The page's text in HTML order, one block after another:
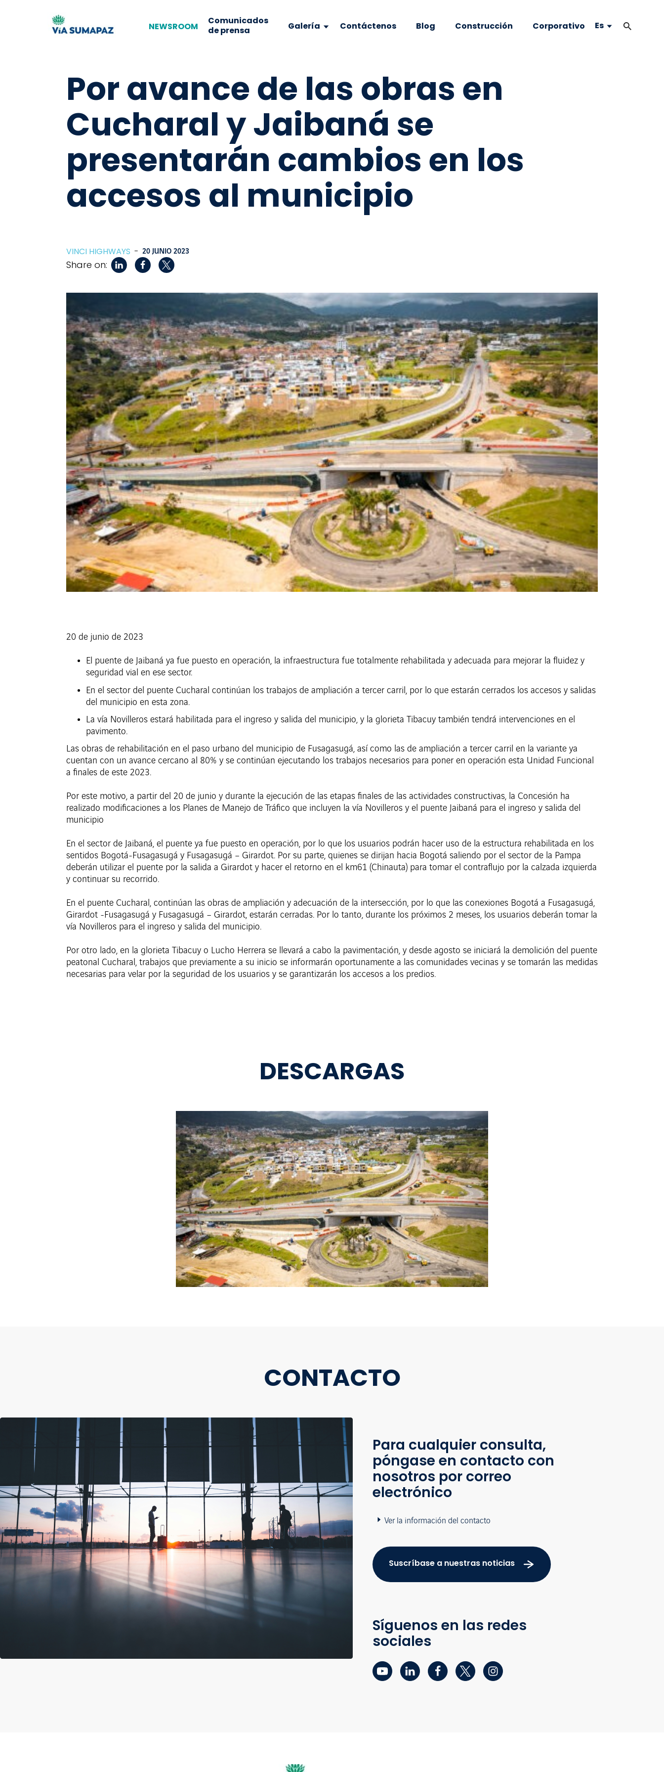
NEWSROOM
Comunicados
de prensa
Galería Contáctenos Blog Construcción Corporativo Es
Por avance de las obras en
Cucharal y Jaibaná se
presentarán cambios en los
accesos al municipio
VINCI HIGHWAYS - 20 JUNIO 2023
Share on:
20 de junio de 2023
El puente de Jaibaná ya fue puesto en operación, la infraestructura fue totalmente rehabilitada y adecuada para mejorar la fluidez y
seguridad vial en ese sector.
En el sector del puente Cucharal continúan los trabajos de ampliación a tercer carril, por lo que estarán cerrados los accesos y salidas
del municipio en esta zona.
La vía Novilleros estará habilitada para el ingreso y salida del municipio, y la glorieta Tibacuy también tendrá intervenciones en el
pavimento.
Las obras de rehabilitación en el paso urbano del municipio de Fusagasugá, así como las de ampliación a tercer carril en la variante ya
cuentan con un avance cercano al 80% y se continúan ejecutando los trabajos necesarios para poner en operación esta Unidad Funcional
a finales de este 2023.
Por este motivo, a partir del 20 de junio y durante la ejecución de las etapas finales de las actividades constructivas, la Concesión ha
realizado modificaciones a los Planes de Manejo de Tráfico que incluyen la vía Novilleros y el puente Jaibaná para el ingreso y salida del
municipio
En el sector de Jaibaná, el puente ya fue puesto en operación, por lo que los usuarios podrán hacer uso de la estructura rehabilitada en los
sentidos Bogotá-Fusagasugá y Fusagasugá – Girardot. Por su parte, quienes se dirijan hacia Bogotá saliendo por el sector de la Pampa
deberán utilizar el puente por la salida a Girardot y hacer el retorno en el km61 (Chinauta) para tomar el contraflujo por la calzada izquierda
y continuar su recorrido.
En el puente Cucharal, continúan las obras de ampliación y adecuación de la intersección, por lo que las conexiones Bogotá a Fusagasugá,
Girardot -Fusagasugá y Fusagasugá – Girardot, estarán cerradas. Por lo tanto, durante los próximos 2 meses, los usuarios deberán tomar la
vía Novilleros para el ingreso y salida del municipio.
Por otro lado, en la glorieta Tibacuy o Lucho Herrera se llevará a cabo la pavimentación, y desde agosto se iniciará la demolición del puente
peatonal Cucharal, trabajos que previamente a su inicio se informarán oportunamente a las comunidades vecinas y se tomarán las medidas
necesarias para velar por la seguridad de los usuarios y se garantizarán los accesos a los predios.
DESCARGAS
CONTACTO
Para cualquier consulta,
póngase en contacto con
nosotros por correo
electrónico
Ver la información del contacto
Suscríbase a nuestras noticias
Síguenos en las redes
sociales